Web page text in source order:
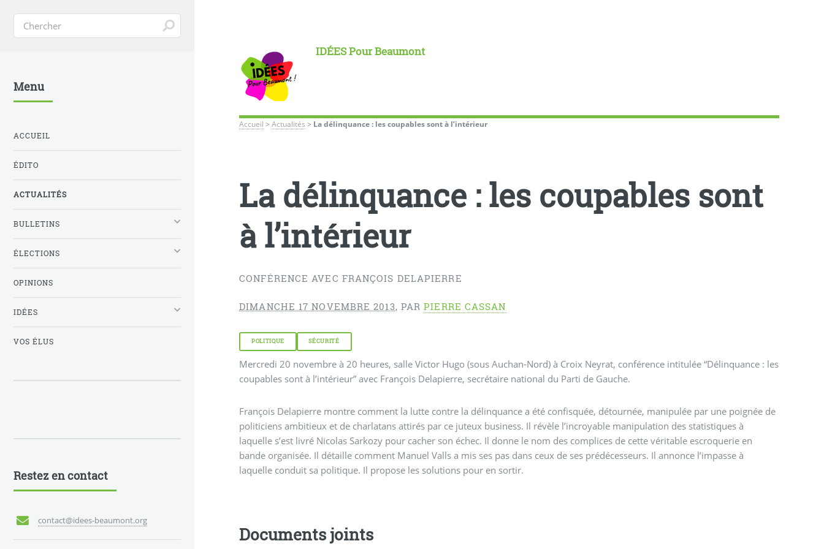
IDÉES Pour Beaumont
Accueil >Actualités > La délinquance : les coupables sont à l’intérieur
La délinquance : les coupables sont
à l’intérieur
CONFÉRENCE AVEC FRANÇOIS DELAPIERRE
DIMANCHE 17 NOVEMBRE 2013, PARPIERRE CASSAN
POLITIQUE SÉCURITÉ
Mercredi 20 novembre à 20 heures, salle Victor Hugo (sous Auchan-Nord) à Croix Neyrat, conférence intitulée “Délinquance : les
coupables sont à l’intérieur” avec François Delapierre, secrétaire national du Parti de Gauche.
François Delapierre montre comment la lutte contre la délinquance a été confisquée, détournée, manipulée par une poignée de
politiciens ambitieux et de charlatans attirés par ce juteux business. Il révèle l’incroyable manipulation des statistiques à
laquelle s’est livré Nicolas Sarkozy pour cacher son échec. Il donne le nom des complices de cette véritable escroquerie en
bande organisée. Il détaille comment Manuel Valls a mis ses pas dans ceux de ses prédécesseurs. Il annonce l’impasse à
laquelle conduit sa politique. Il propose les solutions pour en sortir.
Documents joints
Menu
ACCUEIL
ÉDITO
ACTUALITÉS
BULLETINS
ÉLECTIONS
OPINIONS
IDÉES
VOS ÉLUS
Restez en contact
contact@idees-beaumont.org